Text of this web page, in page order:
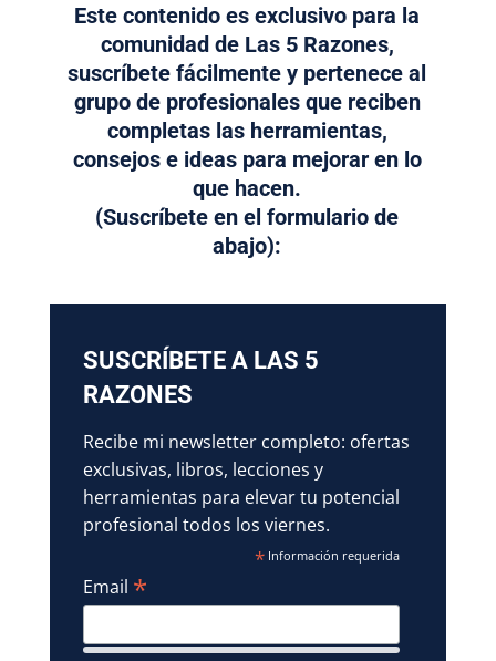
Este contenido es exclusivo para la
comunidad de Las 5 Razones,
suscríbete fácilmente y pertenece al
grupo de profesionales que reciben
completas las herramientas,
consejos e ideas para mejorar en lo
que hacen.
(Suscríbete en el formulario de
abajo):
SUSCRÍBETE A LAS 5
RAZONES
Recibe mi newsletter completo: ofertas
exclusivas, libros, lecciones y
herramientas para elevar tu potencial
profesional todos los viernes.
* Información requerida
Email *